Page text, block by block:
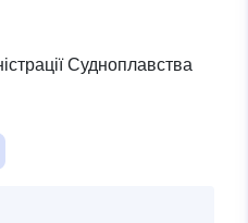
Судноплавства